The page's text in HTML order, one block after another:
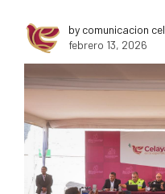
by comunicacion
febrero 13, 2026